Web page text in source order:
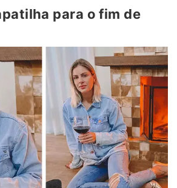
para o fim de